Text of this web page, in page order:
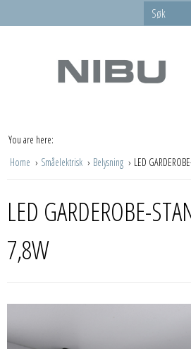
You are here:
Home
Småelektrisk Belysning LED
LED GARDEROBE-
7,8W